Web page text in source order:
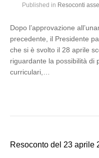
Published in Resoconti
Dopo l’approvazione
precedente, il Presidente
che si è svolto il 28 aprile
riguardante la possibilità di
curriculari,…
Resoconto del 23 aprile